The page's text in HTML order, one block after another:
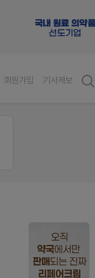
회원가입 기사제보